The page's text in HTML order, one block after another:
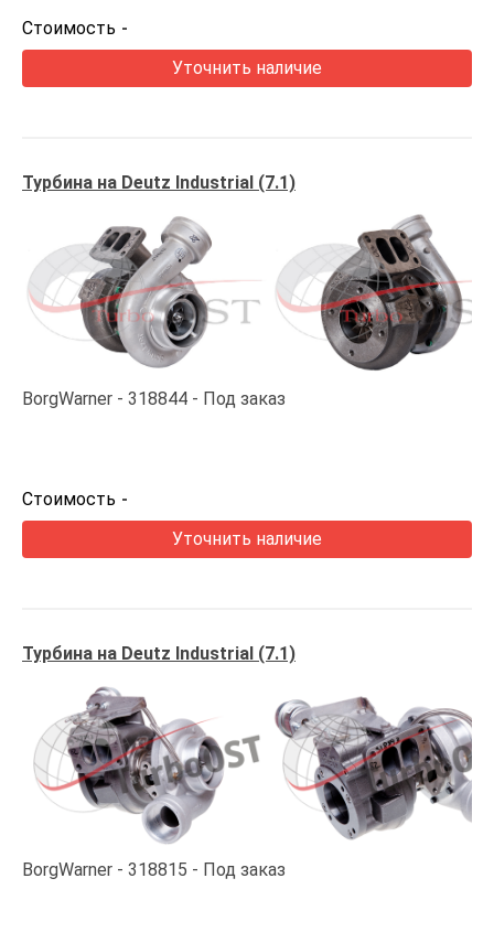
Стоимость -
Уточнить наличие
Турбина на Deutz Industrial (7.1)
BorgWarner 318844 Под заказ
Стоимость -
Уточнить наличие
Турбина на Deutz Industrial (7.1)
BorgWarner 318815 Под заказ